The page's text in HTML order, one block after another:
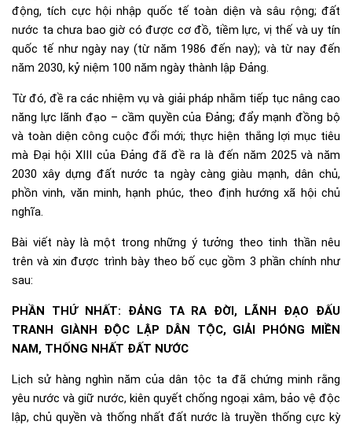
động, tích cực hội nhập quốc tế toàn diện và sâu rộng; đất
nước ta chưa bao giờ có được cơ đồ, tiềm lực, vị thế và uy tín
quốc tế như ngày nay (từ năm 1986 đến nay); và từ nay đến
năm 2030, kỷ niệm 100 năm ngày thành lập Đảng.
Từ đó, đề ra các nhiệm vụ và giải pháp nhằm tiếp tục nâng cao
năng lực lãnh đạo – cầm quyền của Đảng; đẩy mạnh đồng bộ
và toàn diện công cuộc đổi mới; thực hiện thắng lợi mục tiêu
mà Đại hội XIII của Đảng đã đề ra là đến năm 2025 và năm
2030 xây dựng đất nước ta ngày càng giàu mạnh, dân chủ,
phồn vinh, văn minh, hạnh phúc, theo định hướng xã hội chủ
nghĩa.
Bài viết này là một trong những ý tưởng theo tinh thần nêu
trên và xin được trình bày theo bố cục gồm 3 phần chính như
sau:
PHẦN THỨ NHẤT: ĐẢNG TA RA ĐỜI, LÃNH ĐẠO ĐẤU
TRANH GIÀNH ĐỘC LẬP DÂN TỘC, GIẢI PHÓNG MIỀN
NAM, THỐNG NHẤT ĐẤT NƯỚC
Lịch sử hàng nghìn năm của dân tộc ta đã chứng minh rằng
yêu nước và giữ nước, kiên quyết chống ngoại xâm, bảo vệ độc
lập, chủ quyền và thống nhất đất nước là truyền thống cực kỳ